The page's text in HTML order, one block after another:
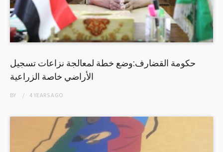
حكومة القضارف:وضع خطة لمعالجة نزاعات تسجيل
الأراضي خاصة الزراعية
BY 4 YEARSAGO